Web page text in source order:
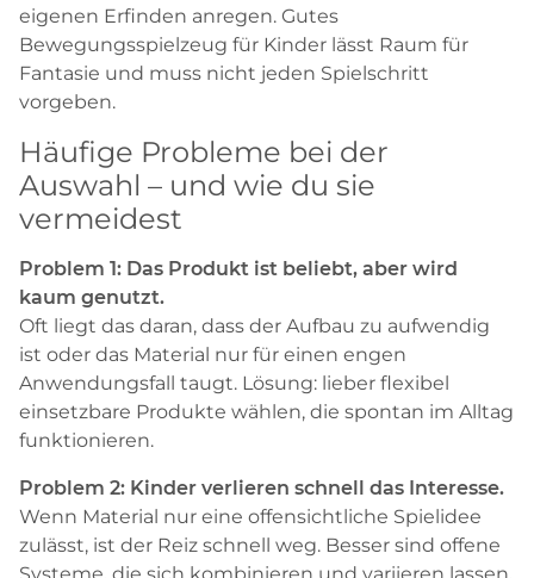
eigenen Erfinden anregen. Gutes
Bewegungsspielzeug für Kinder lässt Raum für
Fantasie und muss nicht jeden Spielschritt
vorgeben.
Häufige Probleme bei der
Auswahl – und wie du sie
vermeidest
Problem 1: Das Produkt ist beliebt, aber wird
kaum genutzt.
Oft liegt das daran, dass der Aufbau zu aufwendig
ist oder das Material nur für einen engen
Anwendungsfall taugt. Lösung: lieber flexibel
einsetzbare Produkte wählen, die spontan im Alltag
funktionieren.
Problem 2: Kinder verlieren schnell das Interesse.
Wenn Material nur eine offensichtliche Spielidee
zulässt, ist der Reiz schnell weg. Besser sind offene